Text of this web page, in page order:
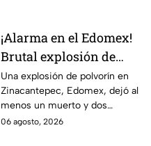
¡Alarma en el Edomex!
Brutal explosión de
polvorín en Santa
María del Monte,
Zinacantepec; reportan
al menos un muerto y
Una explosión de polvorín en
Zinacantepec, Edomex, dejó al
menos un muerto y dos
heridos; autoridades atiende la
06 agosto, 2026